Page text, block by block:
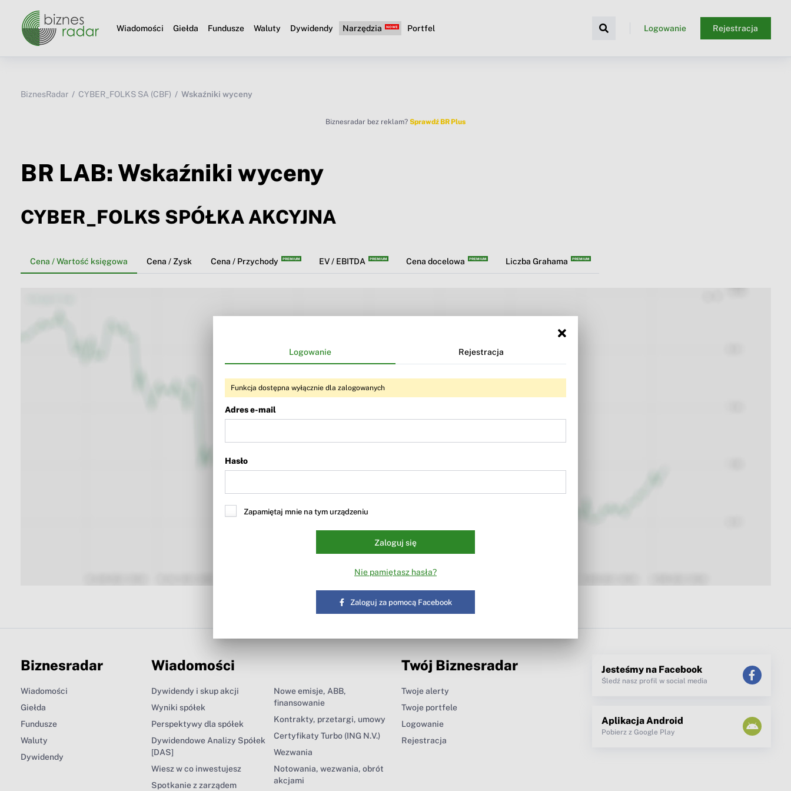
Wiadomości Giełda Fundusze Waluty Dywidendy Narzędzia Portfel Logowanie Rejestracja
BiznesRadar CYBER_FOLKS SA (CBF) Wskaźniki wyceny
Biznesradar bez reklam? Sprawdź BR Plus
BR LAB: Wskaźniki wyceny
CYBER_FOLKS SPÓŁKA AKCYJNA
Cena / Wartość księgowa Cena / Zysk Cena / Przychody EV / EBITDA Cena docelowa Liczba Grahama
BR PremiumiBR MAX
Biznesradar
Wiadomości
Giełda
Fundusze
Waluty
Dywidendy
Wiadomości
Dywidendy i skup akcji
Wyniki spółek
Perspektywy dla spółek
Dywidendowe Analizy Spółek
[DAS]
Wiesz w co inwestujesz
Spotkanie z zarządem
Nowe emisje, ABB,
finansowanie
Kontrakty, przetargi, umowy
Certyfikaty Turbo (ING N.V.)
Wezwania
Notowania, wezwania, obrót
akcjami
Twój Biznesradar
Twoje alerty
Twoje portfele
Logowanie
Rejestracja
Jesteśmy na Facebook
Śledź nasz profil w social media
Aplikacja Android
Pobierz z Google Play
Logowanie Rejestracja
Funkcja dostępna wyłącznie dla zalogowanych
Adres e-mail
Hasło
Zapamiętaj mnie na tym urządzeniu
Zaloguj się
Nie pamiętasz hasła?
Zaloguj za pomocą Facebook